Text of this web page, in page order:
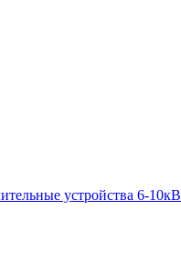
устройства 6-10кВ